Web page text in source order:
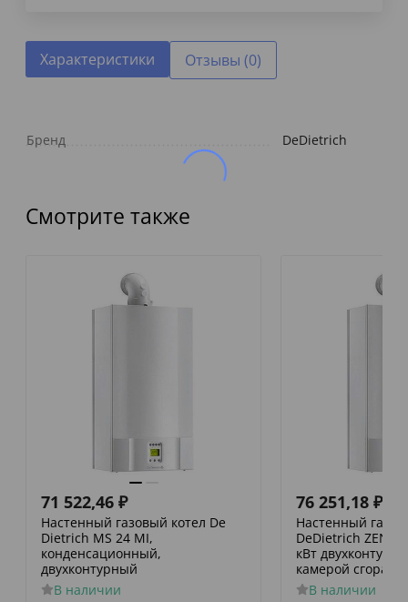
Характеристики Отзывы (0)
Бренд DeDietrich
Смотрите также
71 522,46 ₽
Настенный газовый котел De
Dietrich MS 24 MI,
конденсационный,
двухконтурный
В наличии
76 251,18 ₽
Настенный
DeDietrich ZENA
кВт
камерой
В наличии